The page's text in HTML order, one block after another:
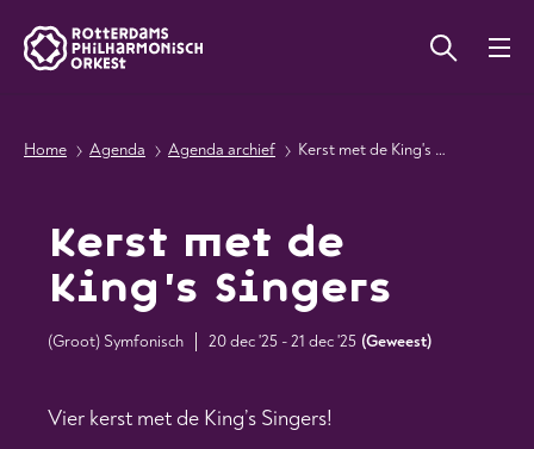
Home Agenda Agenda archief Kerst met de King's Singers
Kerst met de
King's Singers
(Groot) Symfonisch 20 dec '25 - 21 dec '25 (Geweest)
Vier kerst met de King’s Singers!